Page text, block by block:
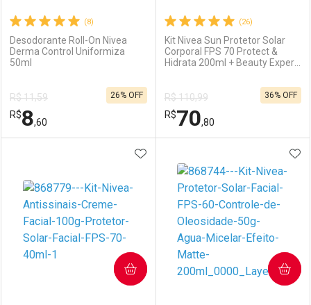
Comprar sem Desconto
Por R$ 49,79/cada
Comprar sem Desconto
Por R$ 49,79/cada
Comprar sem Desconto
Por R$ 66,62/cada
Comprar sem Desconto
Por R$ 66,62/cada
(8)
Desodorante Roll-On Nivea
Derma Control Uniformiza
50ml
R$ 11,59
R$8,60
26% OFF
Laboratório
Por Menos
(26)
Kit Nivea Sun Protetor Solar
Corporal FPS 70 Protect &
Hidrata 200ml + Beauty Expert
R$ 110,99
R$70,80
36% OFF
Laboratório
Por Menos
ADICIONAR AOS FAVORITOS
COMPRAR COMPRAR